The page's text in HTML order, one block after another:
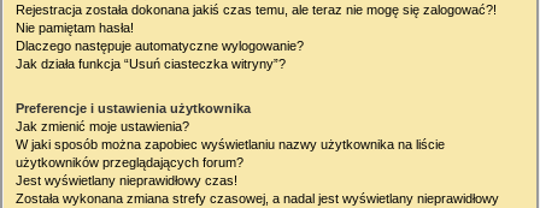
Rejestracja została dokonana jakiś czas temu, ale teraz nie mogę się zalogować?!
Nie pamiętam hasła!
Dlaczego następuje automatyczne wylogowanie?
Jak działa funkcja “Usuń ciasteczka witryny”?
Preferencje i ustawienia użytkownika
Jak zmienić moje ustawienia?
W jaki sposób można zapobiec wyświetlaniu nazwy użytkownika na liście
użytkowników przeglądających forum?
Jest wyświetlany nieprawidłowy czas!
Została wykonana zmiana strefy czasowej, a nadal jest wyświetlany nieprawidłowy